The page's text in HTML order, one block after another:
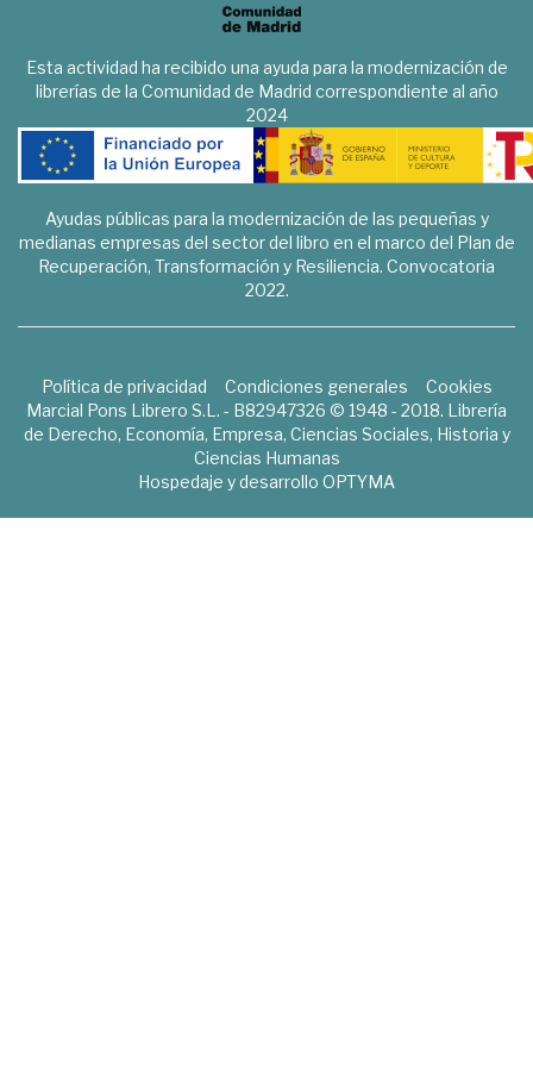
Esta actividad ha recibido una ayuda para la modernización de
librerías de la Comunidad de Madrid correspondiente al año
2024
Ayudas públicas para la modernización de las pequeñas y
medianas empresas del sector del libro en el marco del Plan de
Recuperación, Transformación y Resiliencia. Convocatoria
2022.
Política de privacidad Condiciones generales
Cookies
Marcial Pons Librero S.L. - B82947326 © 1948 - 2018. Librería
de Derecho, Economía, Empresa, Ciencias Sociales, Historia y
Ciencias Humanas
Hospedaje y desarrollo OPTYMA